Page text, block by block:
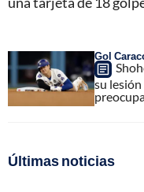
Gol
su
Últimas noticias